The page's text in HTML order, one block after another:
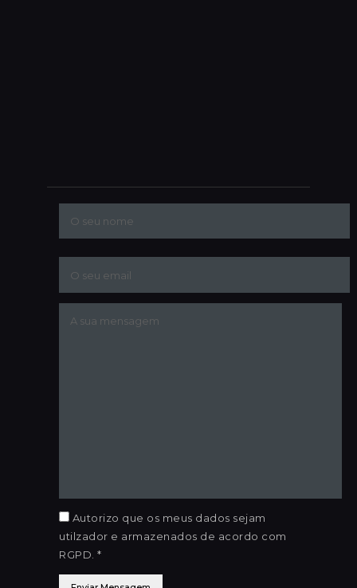
Autorizo que os meus dados sejam
utilzador e armazenados de acordo com
RGPD. *